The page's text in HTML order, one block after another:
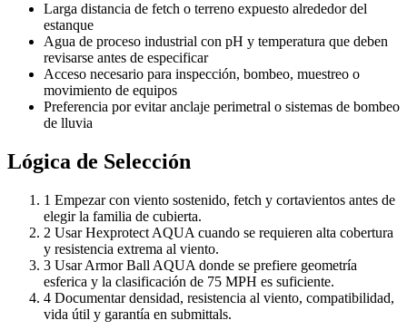
Larga distancia de fetch o terreno expuesto alrededor del
estanque
Agua de proceso industrial con pH y temperatura que deben
revisarse antes de especificar
Acceso necesario para inspección, bombeo, muestreo o
movimiento de equipos
Preferencia por evitar anclaje perimetral o sistemas de bombeo
de lluvia
Lógica de Selección
1 Empezar con viento sostenido, fetch y cortavientos antes de
elegir la familia de cubierta.
2 Usar Hexprotect AQUA cuando se requieren alta cobertura
y resistencia extrema al viento.
3 Usar Armor Ball AQUA donde se prefiere geometría
esferica y la clasificación de 75 MPH es suficiente.
4 Documentar densidad, resistencia al viento, compatibilidad,
vida útil y garantía en submittals.